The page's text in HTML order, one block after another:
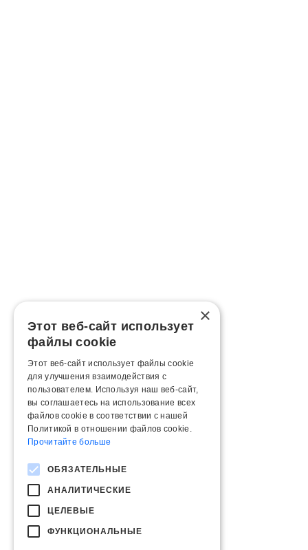
×
Этот веб-сайт использует
файлы cookie
Этот веб-сайт использует файлы cookie
для улучшения взаимодействия с
пользователем. Используя наш веб-сайт,
вы соглашаетесь на использование всех
файлов cookie в соответствии с нашей
Политикой в ​​отношении файлов cookie.
Прочитайте больше
ОБЯЗАТЕЛЬНЫЕ
АНАЛИТИЧЕСКИЕ
ЦЕЛЕВЫЕ
ФУНКЦИОНАЛЬНЫЕ